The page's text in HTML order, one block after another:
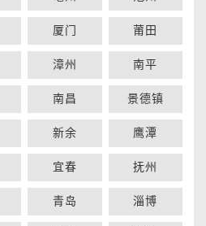
厦门 莆田
漳州 南平
南昌 景德镇
新余 鹰潭
宜春 抚州
青岛 淄博